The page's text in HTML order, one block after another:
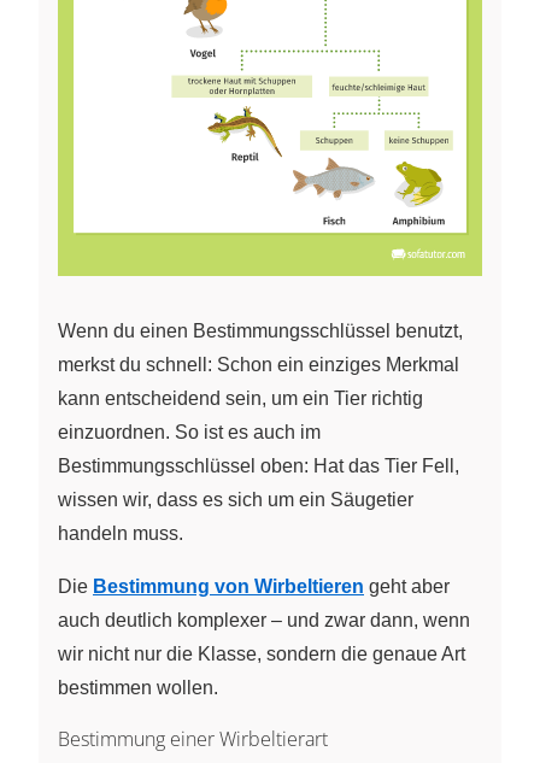
Wenn du einen Bestimmungsschlüssel benutzt,
merkst du schnell: Schon ein einziges Merkmal
kann entscheidend sein, um ein Tier richtig
einzuordnen. So ist es auch im
Bestimmungsschlüssel oben: Hat das Tier Fell,
wissen wir, dass es sich um ein Säugetier
handeln muss.
Die Bestimmung von Wirbeltieren geht aber
auch deutlich komplexer – und zwar dann, wenn
wir nicht nur die Klasse, sondern die genaue Art
bestimmen wollen.
Bestimmung einer Wirbeltierart